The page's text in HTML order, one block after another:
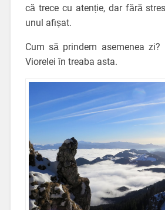
că trece cu atenție, dar fără
unul afișat.
Cum să prindem asemenea zi?
Viorelei în treaba asta.